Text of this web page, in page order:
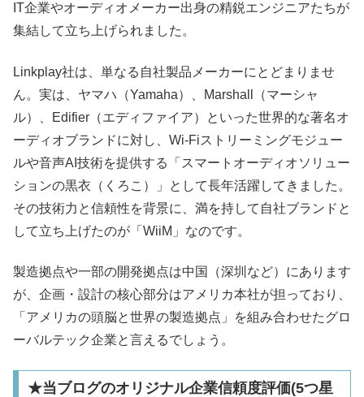
IT企業やオーディオメーカー出身の精鋭エンジニアたちが
集結して立ち上げられました。
Linkplay社は、単なる自社製品メーカーにとどまりませ
ん。実は、ヤマハ（Yamaha）、Marshall（マーシャ
ル）、Edifier（エディファイア）といった世界的な著名オ
ーディオブランドに対し、Wi-Fiストリーミングモジュー
ルや音声AI技術を提供する「スマートオーディオソリュー
ションの黒衣（くろこ）」として長年活躍してきました。
その技術力と信頼性を背景に、満を持して自社ブランドと
して立ち上げたのが「WiiM」なのです。
製造拠点や一部の開発拠点は中国（深圳など）にあります
が、企画・設計の核心部分はアメリカ本社が担っており、
「アメリカの頭脳と世界の製造拠点」を組み合わせたグロ
ーバルテック企業と言えるでしょう。​
★当ブログのオリジナル企業信頼度評価(5つ星